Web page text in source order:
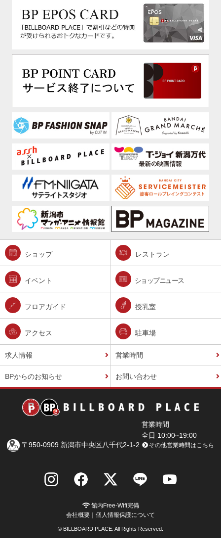
ショップ レストラン
イベント ショップニュース
フロアガイド 授乳室
アクセス 駐車場
求人情報 営業時間
BPからのお知らせ お問い合わせ
〒950-0909 新潟市中央区八千代2-1-2
営業時間
全日 10:00~19:00
その他営業時間はこちら
館内Free-Wifi完備
会社概要 ｜ 個人情報保護について
© BILLBOARD PLACE. All Rights Reserved.